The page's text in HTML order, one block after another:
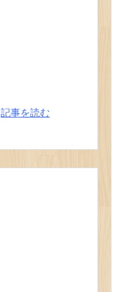
記事を読む